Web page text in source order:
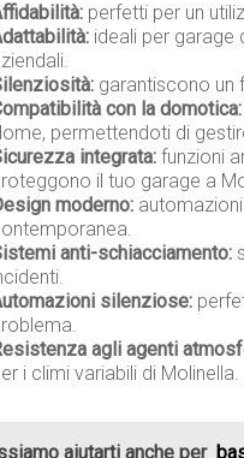
perfetti per un
ideali per garage
garantiscono un
con la domotica:
permettendoti di
integrata: funzioni
il tuo garage a
moderno:
anti-schiacciamento:
silenziose:
agli agenti
i climi variabili di Molinella.
aiutarti anche per